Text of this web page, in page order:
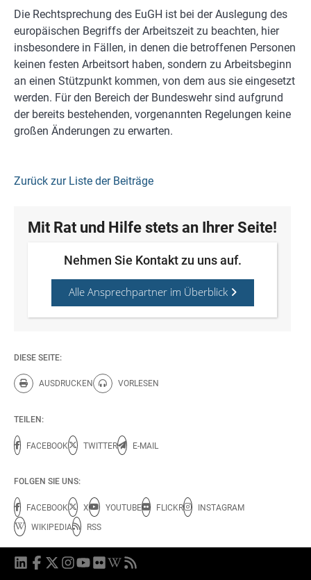
Die Rechtsprechung des EuGH ist bei der Auslegung des
europäischen Begriffs der Arbeitszeit zu beachten, hier
insbesondere in Fällen, in denen die betroffenen Personen
keinen festen Arbeitsort haben, sondern zu Arbeitsbeginn
an einen Stützpunkt kommen, von dem aus sie eingesetzt
werden. Für den Bereich der Bundeswehr sind aufgrund
der bereits bestehenden, vorgenannten Regelungen keine
großen Änderungen zu erwarten.
Zurück zur Liste der Beiträge
Mit Rat und Hilfe stets an Ihrer Seite!
Nehmen Sie Kontakt zu uns auf.
Alle Ansprechpartner im Überblick
DIESE SEITE:
AUSDRUCKEN
Diese Seite drucken.
VORLESEN
Diese Seite vorlesen.
TEILEN:
FACEBOOK TWITTER E-MAIL
FOLGEN SIE UNS:
FACEBOOK X YOUTUBE FLICKR
INSTAGRAM
WIKIPEDIA
RSS